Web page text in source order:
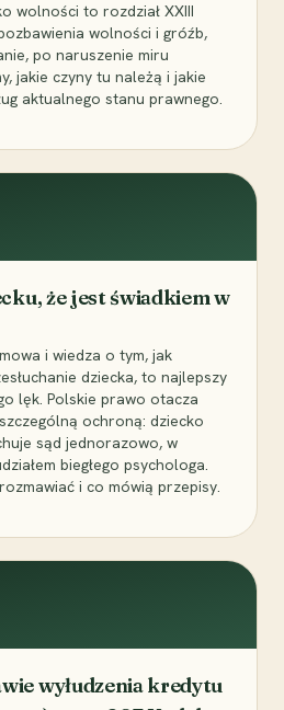
wolności to rozdział XXIII
wolności i gróźb,
po naruszenie miru
jakie czyny tu należą i jakie
aktualnego stanu prawnego.
że jest świadkiem w
i wiedza o tym, jak
dziecka, to najlepszy
lęk. Polskie prawo otacza
ochroną: dziecko
sąd jednorazowo, w
biegłego psychologa.
i co mówią przepisy.
wyłudzenia kredytu